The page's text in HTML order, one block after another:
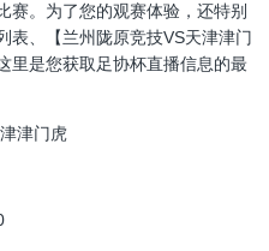
赛。为了您的观赛体验，还特别
表、【兰州陇原竞技VS天津津门
里是您获取足协杯直播信息的最
津门虎